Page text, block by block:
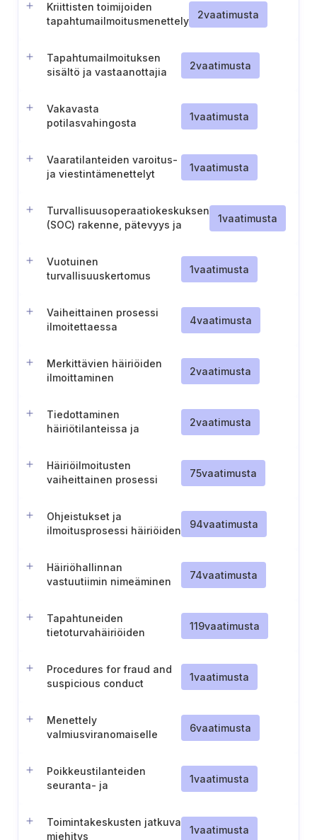
Kriittisten toimijoiden
tapahtumailmoitusmenettely
2vaatimusta
Tapahtumailmoituksen
sisältö ja vastaanottajia
2vaatimusta
Vakavasta
potilasvahingosta
1vaatimusta
Vaaratilanteiden varoitus-
ja viestintämenettelyt
1vaatimusta
Turvallisuusoperaatiokeskuksen
(SOC) rakenne, pätevyys ja
1vaatimusta
Vuotuinen
turvallisuuskertomus
1vaatimusta
Vaiheittainen prosessi
ilmoitettaessa
4vaatimusta
Merkittävien häiriöiden
ilmoittaminen
2vaatimusta
Tiedottaminen
häiriötilanteissa ja
2vaatimusta
Häiriöilmoitusten
vaiheittainen prosessi
75vaatimusta
Ohjeistukset ja
ilmoitusprosessi häiriöiden
94vaatimusta
Häiriöhallinnan
vastuutiimin nimeäminen
74vaatimusta
Tapahtuneiden
tietoturvahäiriöiden
119vaatimusta
Procedures for fraud and
suspicious conduct
1vaatimusta
Menettely
valmiusviranomaiselle
6vaatimusta
Poikkeustilanteiden
seuranta- ja
1vaatimusta
Toimintakeskusten jatkuva
miehitys
1vaatimusta